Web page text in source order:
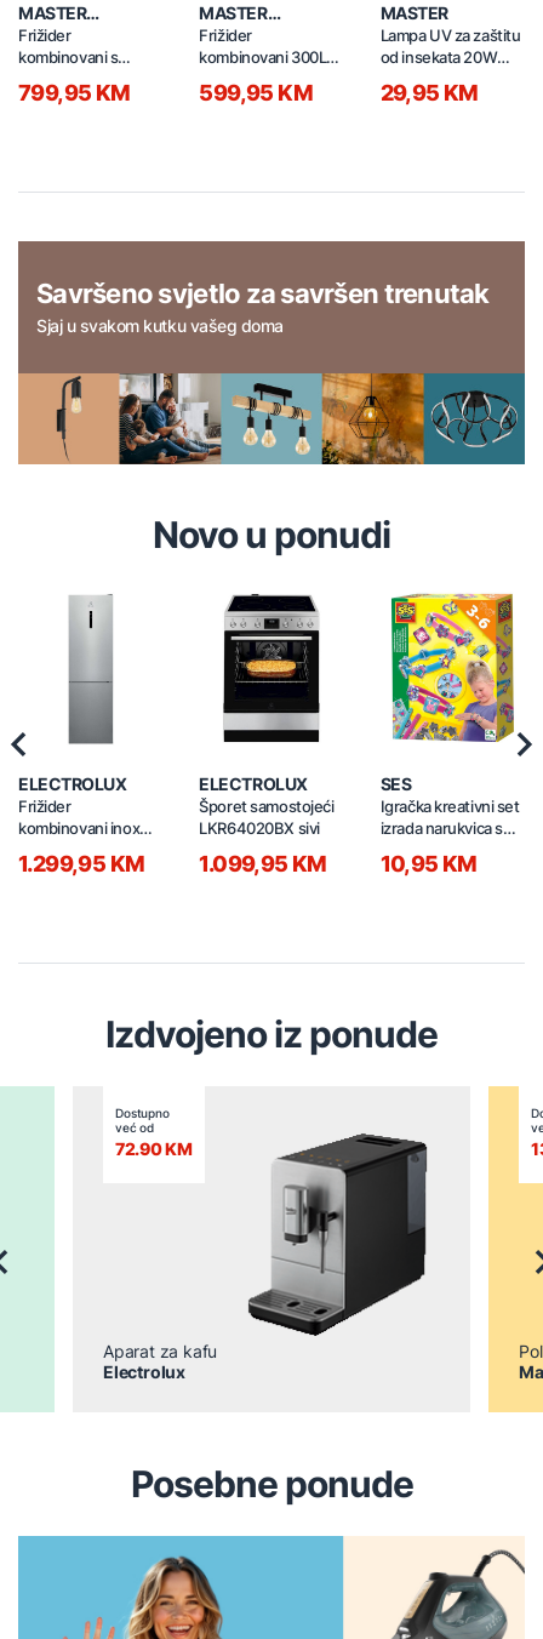
MASTER
PROFESSIONAL
Frižider
kombinovani s
dispanzerom za
vodu 335L BCD-
799,95 KM
MASTER
PROFESSIONAL
Frižider
kombinovani 300L
BDC-310 bijeli
599,95 KM
MASTER
Lampa UV za zaštitu
od insekata 20W
QP-MLR crna
29,95 KM
Savršeno svjetlo za savršen trenutak
Sjaj u svakom kutku vašeg doma
Novo u ponudi
ELECTROLUX
Frižider
kombinovani inox
LNT7ME36X3
1.299,95 KM
ELECTROLUX
Šporet samostojeći
LKR64020BX sivi
1.099,95 KM
SES
Igračka kreativni set
izrada narukvica s
privjescima 14636
10,95 KM
Izdvojeno iz ponude
Dostupno
već od
72.90 KM
Aparat za kafu
Electrolux
Posebne ponude